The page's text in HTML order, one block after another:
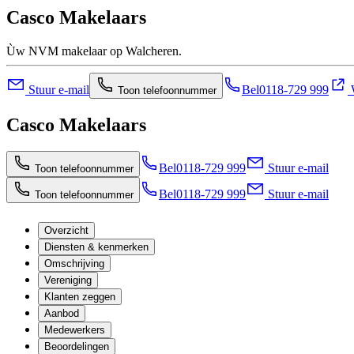
Casco Makelaars
Ùw NVM makelaar op Walcheren.
Stuur e-mail Toon telefoonnummer Bel0118-729 999
Casco Makelaars
Toon telefoonnummer Bel0118-729 999 Stuur e-mail
Toon telefoonnummer Bel0118-729 999 Stuur e-mail
Overzicht
Diensten & kenmerken
Omschrijving
Vereniging
Klanten zeggen
Aanbod
Medewerkers
Beoordelingen